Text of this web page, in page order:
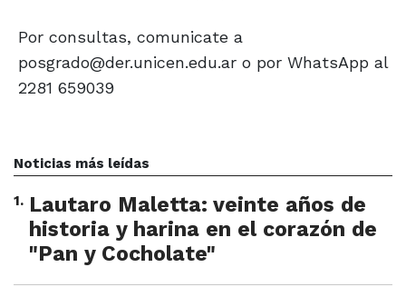
Por consultas, comunicate a
posgrado@der.unicen.edu.ar o por WhatsApp al
2281 659039
Noticias más leídas
1. Lautaro Maletta: veinte años de
historia y harina en el corazón de
"Pan y Cocholate"